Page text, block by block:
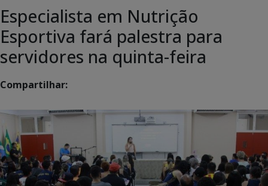
Especialista em Nutrição
Esportiva fará palestra para
servidores na quinta-feira
Compartilhar: